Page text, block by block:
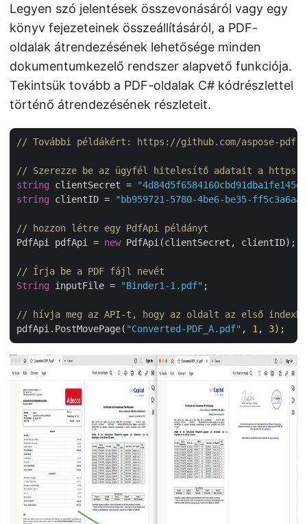
Legyen szó jelentések összevonásáról vagy egy
könyv fejezeteinek összeállításáról, a PDF-
oldalak átrendezésének lehetősége minden
dokumentumkezelő rendszer alapvető funkciója.
Tekintsük tovább a PDF-oldalak C# kódrészlettel
történő átrendezésének részleteit.
// További példákért: https://github.com/aspose-pdf-
// Szerezze be az ügyfél hitelesítő adatait a https://
string clientSecret =
string clientID = "bb959721-5780-4be6-be35-
// hozzon létre egy PdfApi példányt
PdfApi pdfApi = new PdfApi(clientSecret, clientID);
// Írja be a PDF fájl nevét
String inputFile = "Binder1-1.pdf" ;
// hívja meg az API-t, hogy az oldalt az első
pdfApi.PostMovePage( "Converted-PDF_A.pdf" , 1 , 3